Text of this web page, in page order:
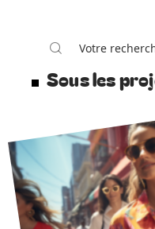
Sous les